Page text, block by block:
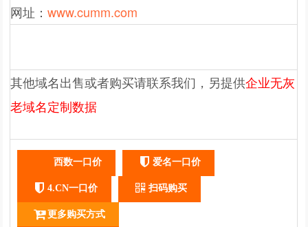
网址：www.cumm.com
其他域名出售或者购买请联系我们，另提供企业无灰
老域名定制数据
西数一口价 爱名一口价
4.CN一口价 扫码购买
更多购买方式